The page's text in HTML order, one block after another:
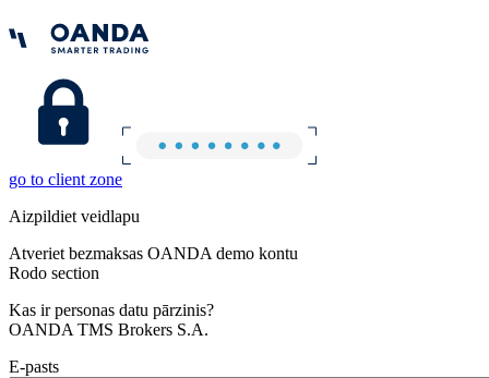
go to client zone
Aizpildiet veidlapu
Atveriet bezmaksas OANDA demo kontu
Rodo section
Kas ir personas datu pārzinis?
OANDA TMS Brokers S.A.
E-pasts